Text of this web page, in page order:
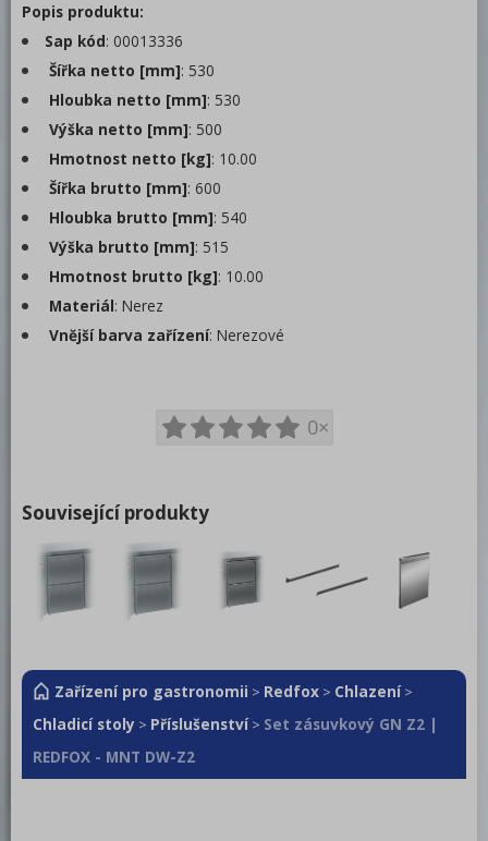
Chladicí stoly
Saladety
Pizza stoly
Chladicí stoly
Mrazicí stoly
Příslušenství
Vitríny chladicí
Chladicí a mrazicí skříně
Distribuce jídel, gastronádoby
REDFOX
Popis produktu:
Sap kód: 00013336
Šířka netto [mm]: 530
Hloubka netto [mm]: 530
Výška netto [mm]: 500
Hmotnost netto [kg]: 10.00
Šířka brutto [mm]: 600
Hloubka brutto [mm]: 540
Výška brutto [mm]: 515
Hmotnost brutto [kg]: 10.00
Materiál: Nerez
Vnější barva zařízení: Nerezové
0×
Související produkty
Zařízení pro gastronomii > Redfox > Chlazení>
Chladicí stoly > Příslušenství> Set zásuvkový GN Z2 |
REDFOX - MNT DW-Z2